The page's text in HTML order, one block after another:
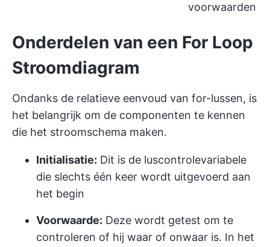
voorwaarden
Onderdelen van een For Loop
Stroomdiagram
Ondanks de relatieve eenvoud van for-lussen, is
het belangrijk om de componenten te kennen
die het stroomschema maken.
Initialisatie: Dit is de luscontrolevariabele
die slechts één keer wordt uitgevoerd aan
het begin
Voorwaarde: Deze wordt getest om te
controleren of hij waar of onwaar is. In het